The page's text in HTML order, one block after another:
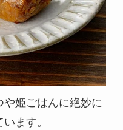
姫ごはんに絶妙に
ます。